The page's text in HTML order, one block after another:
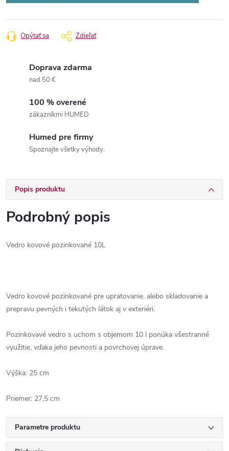
Opýtať sa Zdieľať
Doprava zdarma
nad 50 €
100 % overené
zákazníkmi HUMED
Humed pre firmy
Spoznajte všetky výhody.
Popis produktu
Podrobný popis
Vedro kovové pozinkované 10L
Vedro kovové pozinkované pre upratovanie, alebo skladovanie a
prepravu pevných i tekutých látok aj v exteriéri.
Pozinkovavé vedro s uchom s objemom 10 l ponúka všestranné
využitie, vďaka jeho pevnosti a povrchovej úprave.
Výška: 25 cm
Priemer: 27,5 cm
Parametre produktu